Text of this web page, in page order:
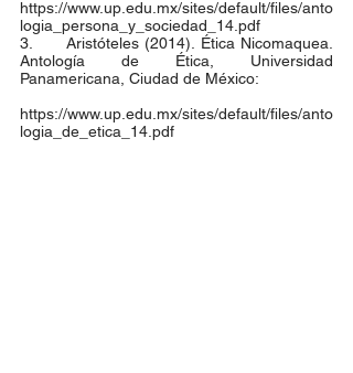
https://www.up.edu.mx/sites/default/files/anto
logia_persona_y_sociedad_14.pdf
3.	Aristóteles (2014). Ética Nicomaquea.
Antología de Ética, Universidad
Panamericana, Ciudad de México:
https://www.up.edu.mx/sites/default/files/anto
logia_de_etica_14.pdf